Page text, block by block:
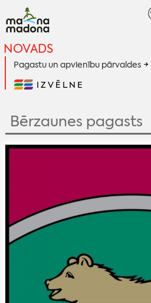
NOVADS
Pagastu un apvienību pārvaldes
IZVĒLNE
Bērzaunes pagasts